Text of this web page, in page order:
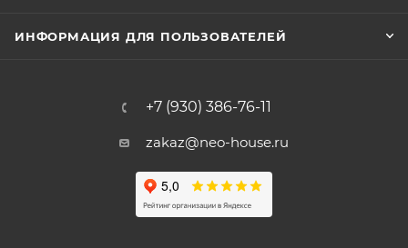
ИНФОРМАЦИЯ ДЛЯ ПОЛЬЗОВАТЕЛЕЙ
+7 (930) 386-76-11
zakaz@neo-house.ru